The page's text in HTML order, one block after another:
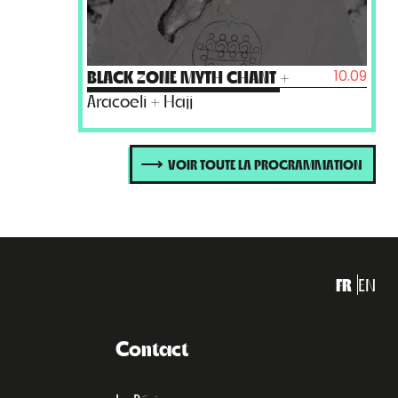
BLACK ZONE MYTH CHANT +
Aracoeli + Hajj
10.09
VOIR TOUTE LA PROGRAMMATION
FR EN
Contact